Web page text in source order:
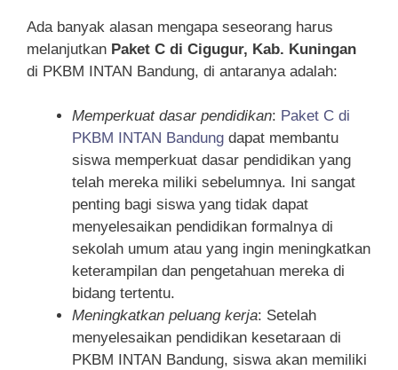
Ada banyak alasan mengapa seseorang harus
melanjutkan Paket C di Cigugur, Kab. Kuningan
di PKBM INTAN Bandung, di antaranya adalah:
Memperkuat dasar pendidikan: Paket C di
PKBM INTAN Bandung dapat membantu
siswa memperkuat dasar pendidikan yang
telah mereka miliki sebelumnya. Ini sangat
penting bagi siswa yang tidak dapat
menyelesaikan pendidikan formalnya di
sekolah umum atau yang ingin meningkatkan
keterampilan dan pengetahuan mereka di
bidang tertentu.
Meningkatkan peluang kerja: Setelah
menyelesaikan pendidikan kesetaraan di
PKBM INTAN Bandung, siswa akan memiliki